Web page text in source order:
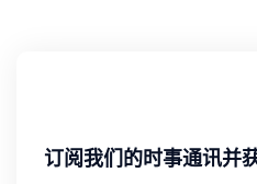
订阅我们的时事通讯并